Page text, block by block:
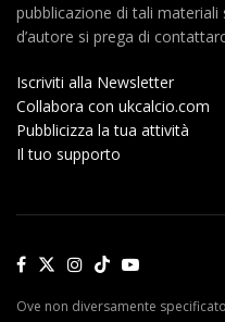
pubblicazione di tali
d’autore si prega di
Iscriviti alla Newsletter
Collabora con ukcalcio.com
Pubblicizza la tua attività
Il tuo supporto
Ove non diversamente